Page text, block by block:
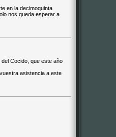
en la decimoquinta
nos queda esperar a
Cocido, que este año
asistencia a este